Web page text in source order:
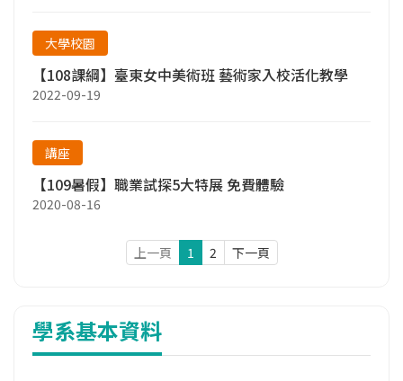
大學校園
【108課綱】臺東女中美術班 藝術家入校活化教學
2022-09-19
講座
【109暑假】職業試探5大特展 免費體驗
2020-08-16
上一頁 1 2 下一頁
學系基本資料